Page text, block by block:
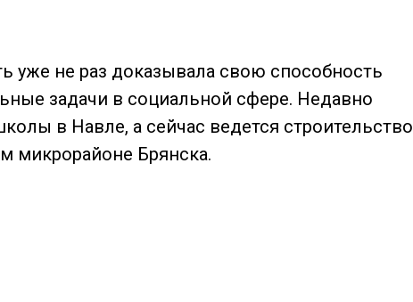
уже не раз доказывала свою способность
задачи в социальной сфере. Недавно
в Навле, а сейчас ведется строительство
микрорайоне Брянска.